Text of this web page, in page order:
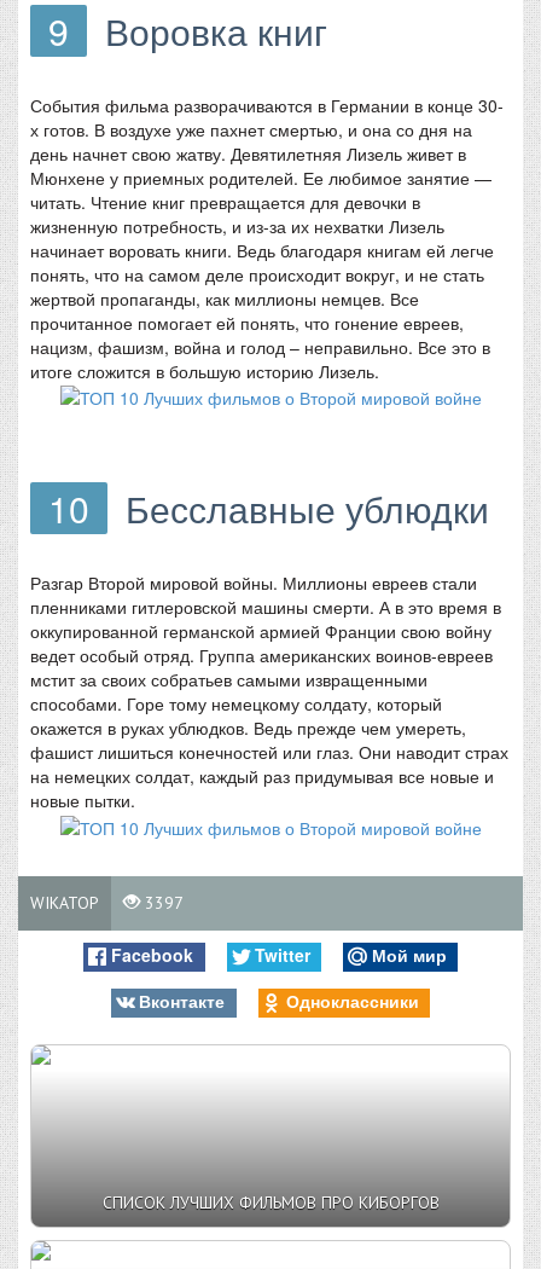
9 Воровка книг
События фильма разворачиваются в Германии в конце 30-
х готов. В воздухе уже пахнет смертью, и она со дня на
день начнет свою жатву. Девятилетняя Лизель живет в
Мюнхене у приемных родителей. Ее любимое занятие —
читать. Чтение книг превращается для девочки в
жизненную потребность, и из-за их нехватки Лизель
начинает воровать книги. Ведь благодаря книгам ей легче
понять, что на самом деле происходит вокруг, и не стать
жертвой пропаганды, как миллионы немцев. Все
прочитанное помогает ей понять, что гонение евреев,
нацизм, фашизм, война и голод – неправильно. Все это в
итоге сложится в большую историю Лизель.
10 Бесславные ублюдки
Разгар Второй мировой войны. Миллионы евреев стали
пленниками гитлеровской машины смерти. А в это время в
оккупированной германской армией Франции свою войну
ведет особый отряд. Группа американских воинов-евреев
мстит за своих собратьев самыми извращенными
способами. Горе тому немецкому солдату, который
окажется в руках ублюдков. Ведь прежде чем умереть,
фашист лишиться конечностей или глаз. Они наводит страх
на немецких солдат, каждый раз придумывая все новые и
новые пытки.
WIKATOP 3397
Facebook Twitter
Мой мир
Вконтакте
Одноклассники
СПИСОК ЛУЧШИХ ФИЛЬМОВ ПРО КИБОРГОВ